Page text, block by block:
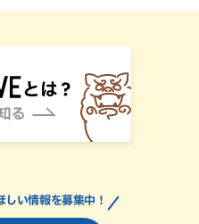
い情報を募集中！